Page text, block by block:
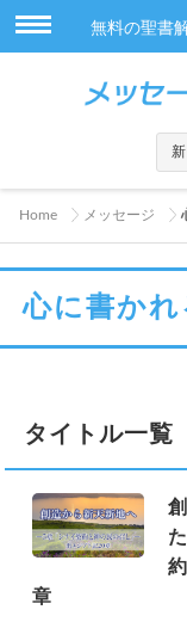
無料の聖書
Home メッセージ
心に書かれ
タイトル一覧
章